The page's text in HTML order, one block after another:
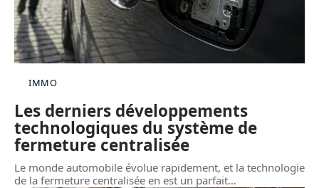
IMMO
Les derniers développements
technologiques du système de
fermeture centralisée
Le monde automobile évolue rapidement, et la technologie
de la fermeture centralisée en est un parfait…